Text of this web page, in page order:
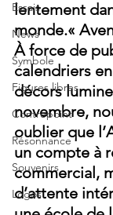
Essais
News
Symbole
Figures libres
Contrepoint
Résonnance
Souvenirs
Logos
lentement
monde.«
À force de
calendriers
décors
novembre,
oublier que
un compte à
commercial,
d’attente